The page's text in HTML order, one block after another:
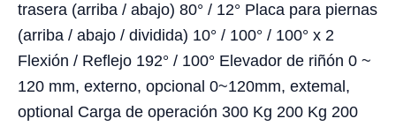
trasera (arriba / abajo) 80° / 12° Placa para piernas
(arriba / abajo / dividida) 10° / 100° / 100° x 2
Flexión / Reflejo 192° / 100° Elevador de riñón 0 ~
120 mm, externo, opcional 0~120mm, extemal,
optional Carga de operación 300 Kg 200 Kg 200